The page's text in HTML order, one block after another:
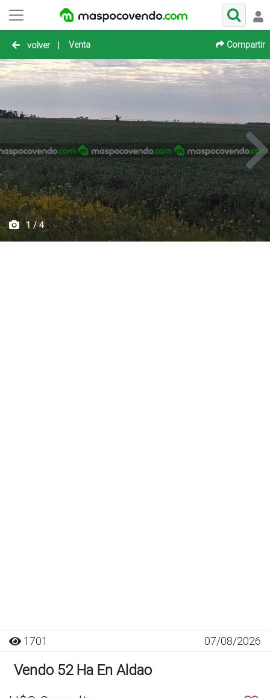
volver | Venta Compartir
1 / 4
1701 07/08/2026
Vendo 52 Ha En Aldao